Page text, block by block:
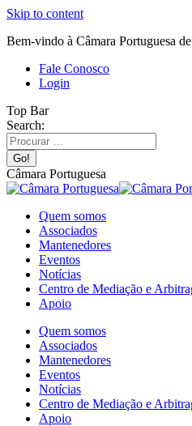
Skip to content
Bem-vindo à Câmara Portuguesa
Fale Conosco
Login
Top Bar
Search:
Câmara Portuguesa
Quem somos
Associados
Mantenedores
Eventos
Notícias
Centro de Mediação e
Apoio
Quem somos
Associados
Mantenedores
Eventos
Notícias
Centro de Mediação e
Apoio